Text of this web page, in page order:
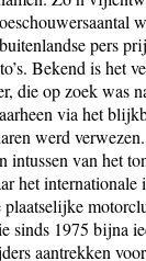
pers
Bekend is het
die op zoek was
via het
werd
intussen van het
het internationale
plaatselijke
sinds 1975 bijna
aantrekken